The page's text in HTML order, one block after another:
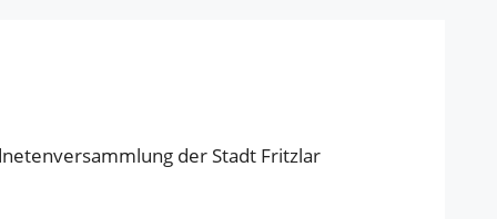
der Stadt Fritzlar